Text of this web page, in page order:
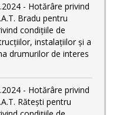
- Hotărâre privind
Bradu pentru
condiţiile de
instalaţiilor şi a
drumurilor de interes
- Hotărâre privind
Rătești pentru